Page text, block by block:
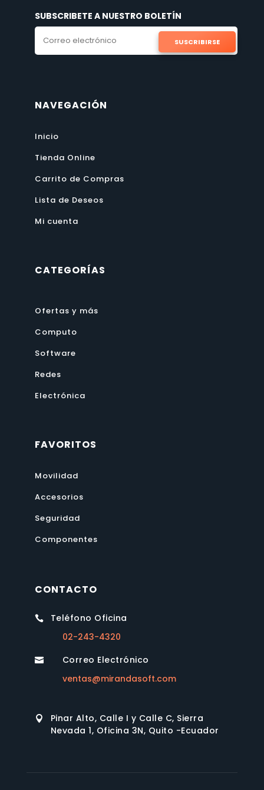
SUBSCRIBETE A NUESTRO BOLETÍN
SUSCRIBIRSE
NAVEGACIÓN
Inicio
Tienda Online
Carrito de Compras
Lista de Deseos
Mi cuenta
CATEGORÍAS
Ofertas y más
Computo
Software
Redes
Electrónica
FAVORITOS
Movilidad
Accesorios
Seguridad
Componentes
CONTACTO

Teléfono Oficina
02-243-4320

Correo Electrónico
ventas@mirandasoft.com

Pinar Alto, Calle I y Calle C, Sierra
Nevada 1, Oficina 3N, Quito -Ecuador